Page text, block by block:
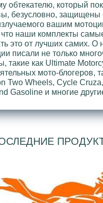
обтекателю, который
безусловно, защищены
вашим
что наши комплекты
это от лучших самих. О
писали не только
такие как Ultimate
мото-блогеров,
Two Wheels, Cycle
Gasoline и многие